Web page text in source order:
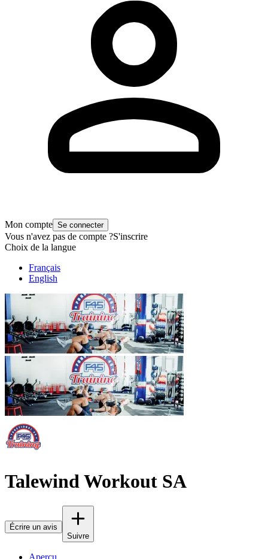
Mon compte Se connecter
Vous n'avez pas de compte ?S'inscrire
Choix de la langue
Français
English
Talewind Workout SA
Écrire un avis
Suivre
Aperçu